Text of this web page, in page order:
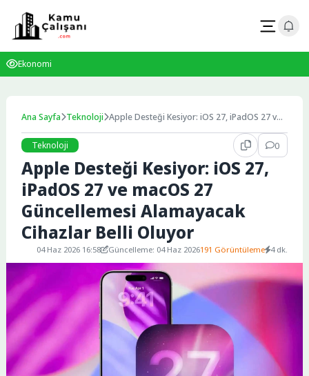
content
Ekonomi
Ana Sayfa Teknoloji Apple Desteği Kesiyor: iOS 27, iPadOS 27 ve
Teknoloji 0
Apple Desteği Kesiyor: iOS 27,
iPadOS 27 ve macOS 27
Güncellemesi Alamayacak
Cihazlar Belli Oluyor
04 Haz 2026 16:58 Güncelleme: 04 Haz 2026191 Görüntüleme 4 dk.